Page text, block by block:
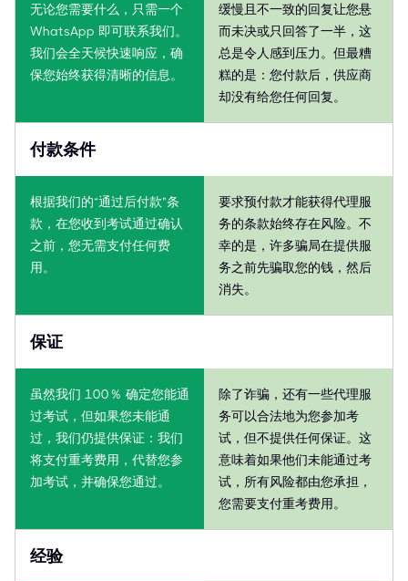
无论您需要什么，只需一个
WhatsApp 即可联系我们。
我们会全天候快速响应，确
保您始终获得清晰的信息。
缓慢且不一致的回复让您悬
而未决或只回答了一半，这
总是令人感到压力。但最糟
糕的是：您付款后，供应商
却没有给您任何回复。
付款条件
根据我们的“通过后付款”条
款，在您收到考试通过确认
之前，您无需支付任何费
用。
要求预付款才能获得代理服
务的条款始终存在风险。不
幸的是，许多骗局在提供服
务之前先骗取您的钱，然后
消失。
保证
虽然我们 100％ 确定您能通
过考试，但如果您未能通
过，我们仍提供保证：我们
将支付重考费用，代替您参
加考试，并确保您通过。
除了诈骗，还有一些代理服
务可以合法地为您参加考
试，但不提供任何保证。这
意味着如果他们未能通过考
试，所有风险都由您承担，
您需要支付重考费用。
经验